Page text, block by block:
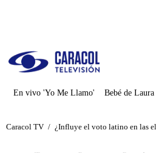
En vivo 'Yo Me Llamo' Bebé de
Caracol TV / ¿Influye el voto latino en las